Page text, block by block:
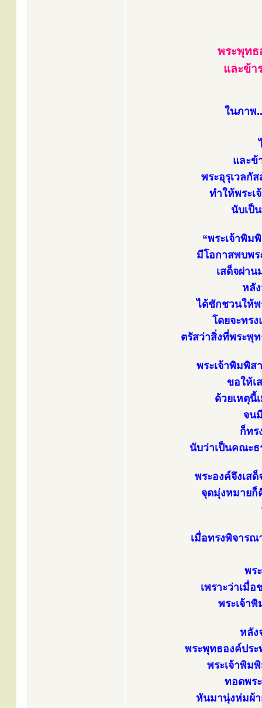
พระพุทธ
และข้า
ในภาพ
และข้
พระอุรุเวลกั
ทำให้พระเ
นับเป็
“พระเจ้าพิม
มีโอกาสพบพ
เสด็จผ่า
หลั
ได้ชักชวนให้พ
โดยจะทร
ตรัสว่าสิ่งที่พระพุ
พระเจ้าพิมพิส
ขอให้เ
ด้วยเหตุนี้
จน
ก็ทร
นับว่าเป็นคณะธ
พระองค์จึงเส
จุดมุ่งหมายก็
เมื่อทรงพิจารณ
พร
เพราะว่าเมื่
พระเจ้า
หลัง
พระพุทธองค์ปร
พระเจ้าพิม
ทอดพร
หันมานุ่งห่มผ้า